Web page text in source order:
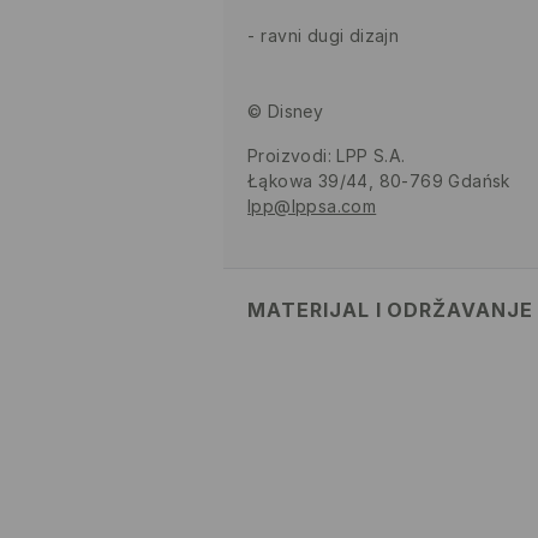
ravni dugi dizajn
© Disney
Proizvodi: LPP S.A.
Łąkowa 39/44, 80-769 Gdańsk
lpp@lppsa.com
MATERIJAL I ODRŽAVANJE